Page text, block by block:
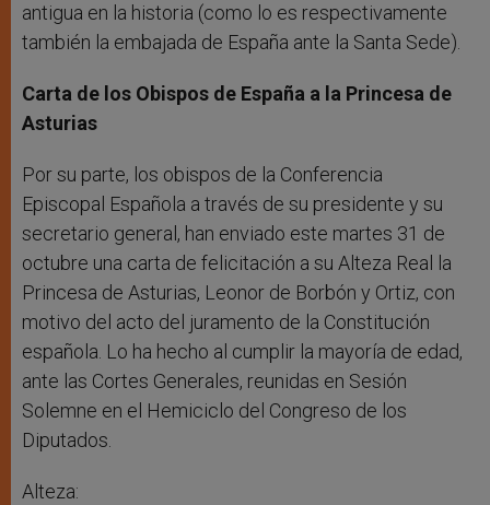
antigua en la historia (como lo es respectivamente
también la embajada de España ante la Santa Sede).
Carta de los Obispos de España a la Princesa de
Asturias
Por su parte, los obispos de la Conferencia
Episcopal Española a través de su presidente y su
secretario general, han enviado este martes 31 de
octubre una carta de felicitación a su Alteza Real la
Princesa de Asturias, Leonor de Borbón y Ortiz, con
motivo del acto del juramento de la Constitución
española. Lo ha hecho al cumplir la mayoría de edad,
ante las Cortes Generales, reunidas en Sesión
Solemne en el Hemiciclo del Congreso de los
Diputados.
Alteza: